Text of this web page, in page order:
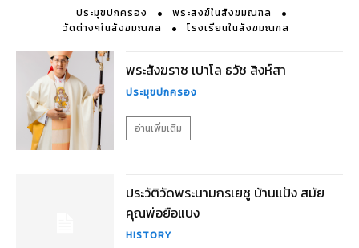
ประมุขปกครอง
พระสงฆ์ในสังฆมณฑล
วัดต่างๆในสังฆมณฑล
โรงเรียนในสังฆมณฑล
พระสังฆราช เปาโล ธวัช สิงห์สา
ประมุขปกครอง
อ่านเพิ่มเติม
ประวัติวัดพระนามกรเยซู บ้านแป้ง สมัย
คุณพ่อยือแบง
HISTORY